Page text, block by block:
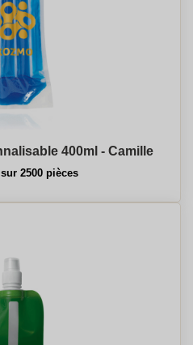
400ml - Camille
2500 pièces